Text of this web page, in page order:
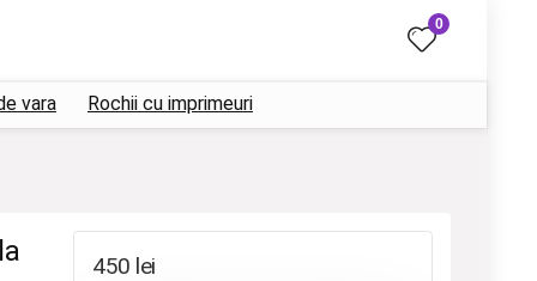
0
vara Rochii cu imprimeuri
450 lei